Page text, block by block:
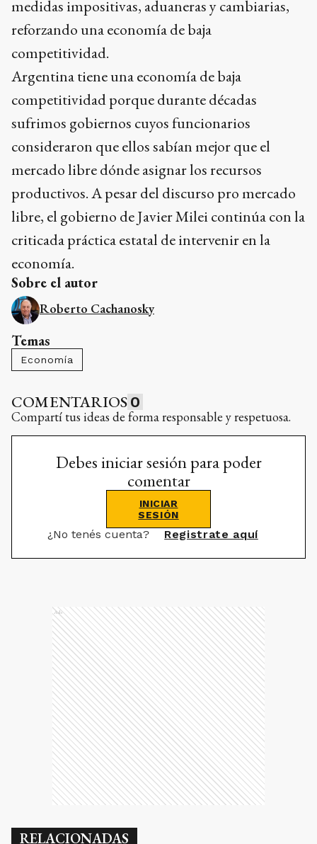
medidas impositivas, aduaneras y cambiarias,
reforzando una economía de baja
competitividad.
Argentina tiene una economía de baja
competitividad porque durante décadas
sufrimos gobiernos cuyos funcionarios
consideraron que ellos sabían mejor que el
mercado libre dónde asignar los recursos
productivos. A pesar del discurso pro mercado
libre, el gobierno de Javier Milei continúa con la
criticada práctica estatal de intervenir en la
economía.
Sobre el autor
Roberto Cachanosky
Temas
Economía
COMENTARIOS 0
Compartí tus ideas de forma responsable y respetuosa.
Debes iniciar sesión para poder
comentar
INICIAR
SESIÓN
¿No tenés cuenta? Registrate aquí
Ads
RELACIONADAS